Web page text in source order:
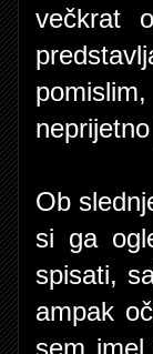
večkrat
Ob
si ga
spisati,
ampak